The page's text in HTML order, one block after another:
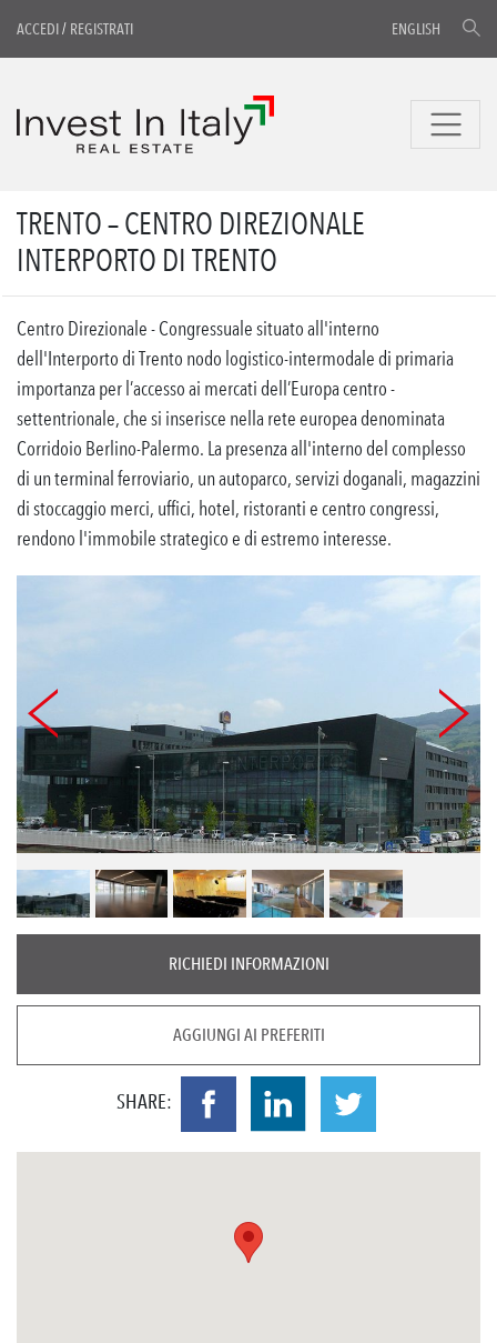
ACCEDI/ REGISTRATI ENGLISH
TRENTO – CENTRO DIREZIONALE
INTERPORTO DI TRENTO
Centro Direzionale - Congressuale situato all'interno
dell'Interporto di Trento nodo logistico-intermodale di primaria
importanza per l’accesso ai mercati dell’Europa centro -
settentrionale, che si inserisce nella rete europea denominata
Corridoio Berlino-Palermo. La presenza all'interno del complesso
di un terminal ferroviario, un autoparco, servizi doganali, magazzini
di stoccaggio merci, uffici, hotel, ristoranti e centro congressi,
rendono l'immobile strategico e di estremo interesse.
RICHIEDI INFORMAZIONI
AGGIUNGI AI PREFERITI
SHARE: